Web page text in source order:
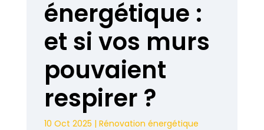
énergétique :
et si vos murs
pouvaient
respirer ?
10 Oct 2025 | Rénovation énergétique